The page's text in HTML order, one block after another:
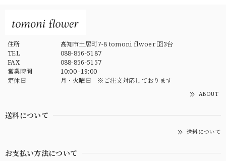
住所
高知市土居町7-8 tomoni flwoer 🄿3台
TEL
088-856-5187
FAX
088-856-5157
営業時間
10:00 -19:00
定休日
月・火曜日 ※ご注文対応しております
ABOUT
送料について
送料について
お支払い方法について